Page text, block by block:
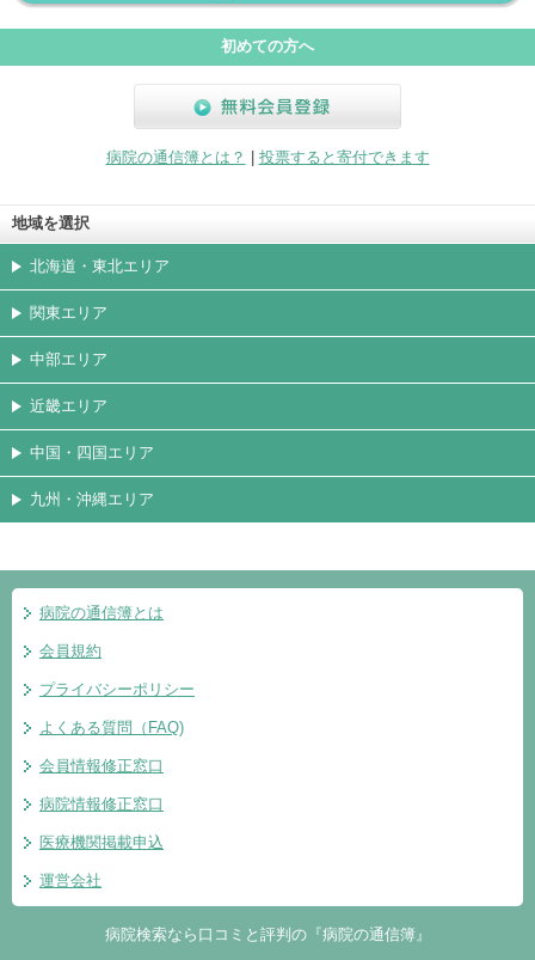
« 前ペー
ジ
次ページ
»
初めての方へ
病院の通信簿とは？
投票すると寄付できます
地域を選択
北海道・東北エリア
関東エリア
中部エリア
近畿エリア
中国・四国エリア
九州・沖縄エリア
病院の通信簿とは
会員規約
プライバシーポリシー
よくある質問（FAQ)
会員情報修正窓口
病院情報修正窓口
医療機関掲載申込
運営会社
病院検索なら口コミと評判の『病院の通信簿』